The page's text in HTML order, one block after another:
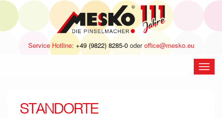
Service Hotline: +49 (9822) 8285-0oderoffice@mesko.eu
STANDORTE